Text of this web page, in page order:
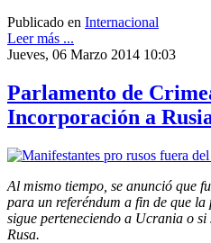
Publicado en Internacional
Leer más ...
Jueves, 06 Marzo 2014 10:03
Parlamento de
Incorporación a
Al mismo tiempo, se anunció que
para un referéndum a fin de que
sigue perteneciendo a Ucrania o
Rusa.